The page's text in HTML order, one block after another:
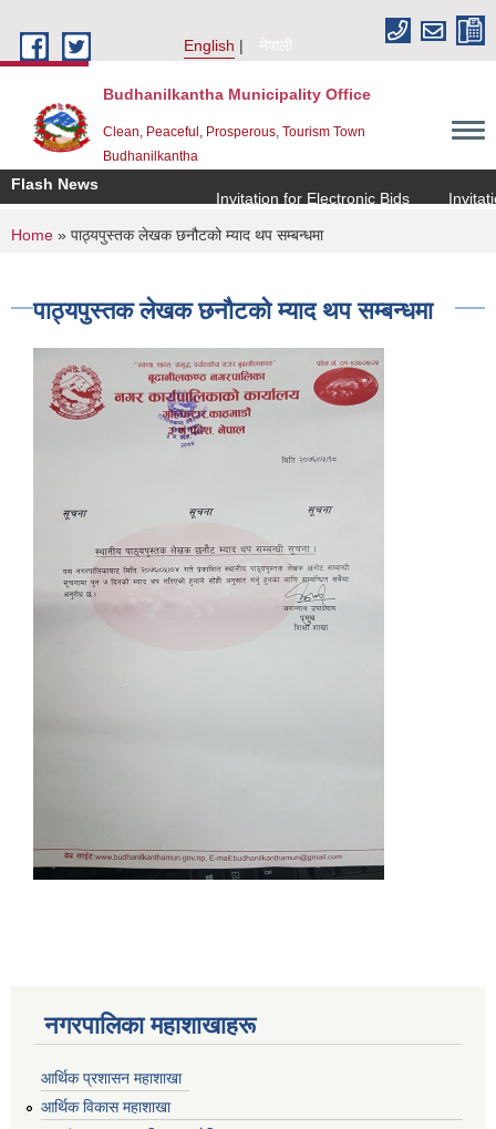
English
नेपाली
Budhanilkantha Municipality Office
Clean, Peaceful, Prosperous, Tourism Town
Budhanilkantha
Flash News
Invitation for Electronic Bids
You are here
Home » पाठ्यपुस्तक लेखक छनौटको म्याद थप सम्बन्धमा
पाठ्यपुस्तक लेखक छनौटको म्याद थप सम्बन्धमा
नगरपालिका महाशाखाहरू
आर्थिक प्रशासन महाशाखा
आर्थिक विकास महाशाखा